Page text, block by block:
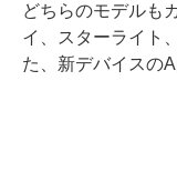
どちらのモデルも
イ、スターライト
た、新デバイスの